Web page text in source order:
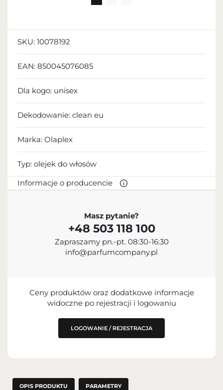
SKU: 10078192
EAN: 850045076085
Dla kogo: unisex
Dekodowanie: clean eu
Marka: Olaplex
Typ: olejek do włosów
Informacje o producencie
Olaplex Holdings, Inc.
+1 800 665 4086
support@olaplex.com
PODMIOT ODPOWIEDZIALNY ZA
WPROWADZENIE DO UE
Masz pytanie?
+48 503 118 100
Zapraszamy pn.-pt. 08:30-16:30
info@parfumcompany.pl
Ceny produktów oraz dodatkowe informacje
widoczne po rejestracji i logowaniu
LOGOWANIE / REJESTRACJA
OPIS PRODUKTU PARAMETRY